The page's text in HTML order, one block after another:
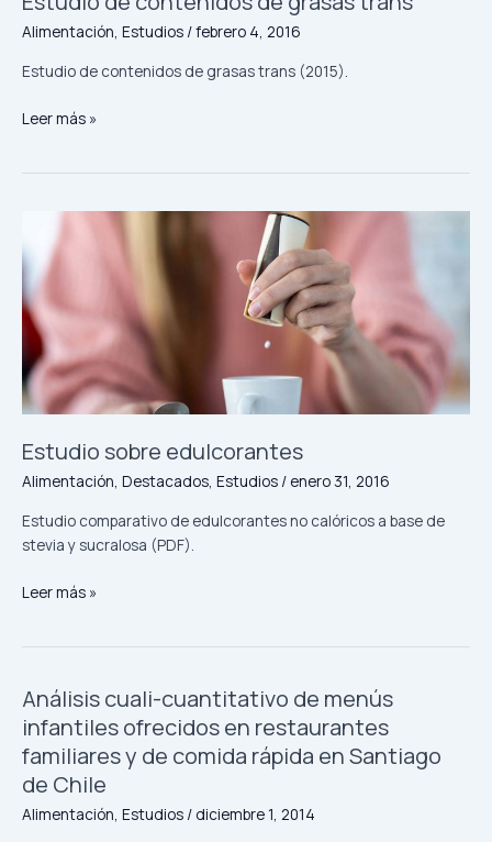
Alimentación Estudios /febrero 4, 2016
Estudio de contenidos de grasas trans (2015).
de
de
trans
Leer más »
Estudio sobre edulcorantes
Alimentación Destacados Estudios / enero 31, 2016
Estudio comparativo de edulcorantes no calóricos a base de
stevia y sucralosa (PDF).
sobre
edulcorantes
Leer más »
Análisis cuali-cuantitativo de menús
infantiles ofrecidos en restaurantes
familiares y de comida rápida en Santiago
de Chile
Alimentación, Estudios / diciembre 1, 2014
Análisis
cuali-
cuantitativo
de
menús
infantiles